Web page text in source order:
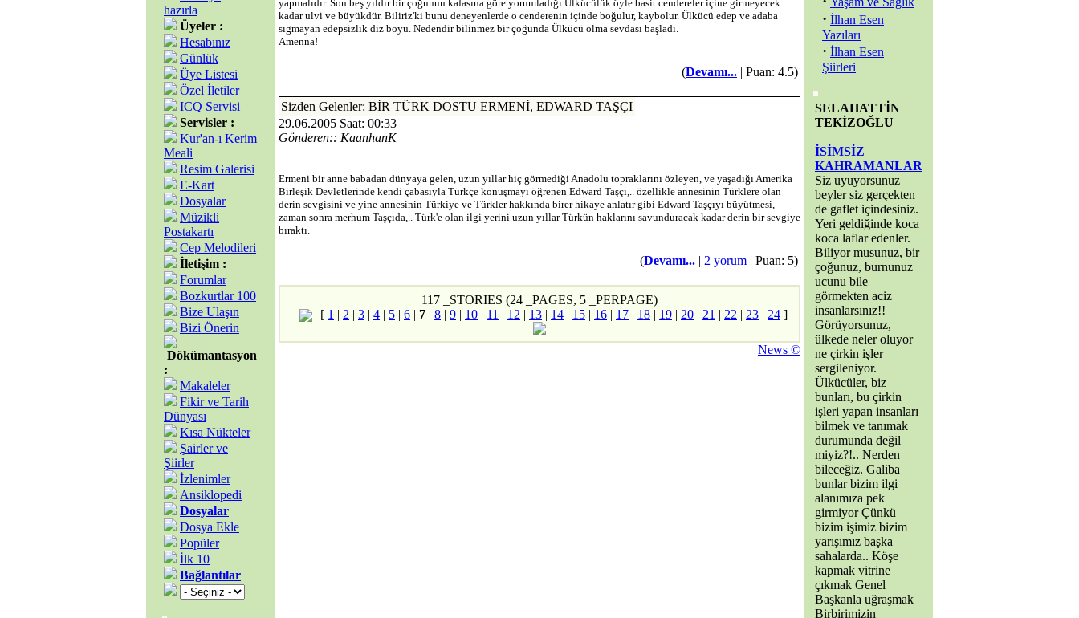
hazırla
Üyeler :
Hesabınız
Günlük
Üye Listesi
Özel İletiler
ICQ Servisi
Servisler :
Kur'an-ı Kerim
Meali
Resim Galerisi
E-Kart
Dosyalar
Müzikli
Postakartı
Cep Melodileri
İletişim :
Forumlar
Bozkurtlar 100
Bize Ulaşın
Bizi Önerin
Dökümantasyon
:
Makaleler
Fikir ve Tarih
Dünyası
Kısa Nükteler
Şairler ve
Şiirler
İzlenimler
Ansiklopedi
Dosyalar
Dosya Ekle
Popüler
İlk 10
Bağlantılar
yapmalıdır. Son beş yıldır bir çoğunun kafasına göre yorumladığı Ülkücülük öyle basit cendereler içine girmeyecek
kadar ulvi ve büyükdür. Biliriz'ki bunu deneyenlerde o cenderenin içinde boğulur, kaybolur. Ülkücü edep ve adaba
sıgmayan edepsizlik diz boyu. Nedendir bilinmez bir çoğunda Ülkücü olma sevdası başladı.
Amenna!
(Devamı... | Puan: 4.5)
Sizden Gelenler: BİR TÜRK DOSTU ERMENİ, EDWARD TAŞÇI
29.06.2005 Saat: 00:33
Gönderen:: KaanhanK
Ermeni bir anne babadan dünyaya gelen, uzun yıllar hiç görmediği Anadolu topraklarını özleyen, ve yaşadığı Amerika
Birleşik Devletlerinde kendi çabasıyla Türkçe konuşmayı öğrenen Edward Taşçı,.. özellikle annesinin Türklere olan
derin sevgisini ve yine annesinin Türkiye ve Türkler hakkında birer hikaye anlatır gibi Edward Taşçıyı büyütmesi,
zaman sonra merhum Taşçıda,.. Türk'e olan ilgi yerini uzun yıllar Türkün haklarını savunduracak kadar derin bir sevgiye
bıraktı.
(Devamı... | 2 yorum | Puan: 5)
117 _STORIES (24 _PAGES, 5 _PERPAGE)
[ 1 | 2 | 3 | 4 | 5 | 6 | 7 | 8 | 9 | 10 | 11 | 12 | 13 | 14 | 15 | 16 | 17 | 18 | 19 | 20 | 21 | 22 | 23 | 24 ]
News ©
· İlhan Esen
Yazıları
· İlhan Esen
Şiirleri
SELAHATTİN
TEKİZOĞLU
İSİMSİZ
KAHRAMANLAR
Siz uyuyorsunuz
beyler siz gerçekten
de gaflet içindesiniz.
Yeri geldiğinde koca
koca laflar edenler.
Biliyor musunuz, bir
çoğunuz, burnunuz
ucunu bile
görmekten aciz
insanlarsınız!!
Görüyorsunuz,
ülkede neler oluyor
ne çirkin işler
sergileniyor.
Ülkücüler, biz
bunları, bu çirkin
işleri yapan insanları
bilmek ve tanımak
durumunda değil
miyiz?!.. Nerden
bileceğiz. Galiba
bunlar bizim ilgi
alanımıza pek
girmiyor Çünkü
bizim işimiz bizim
yarışımız başka
sahalarda.. Köşe
kapmak vitrine
çıkmak Genel
Başkanla uğraşmak
Birbirimizin